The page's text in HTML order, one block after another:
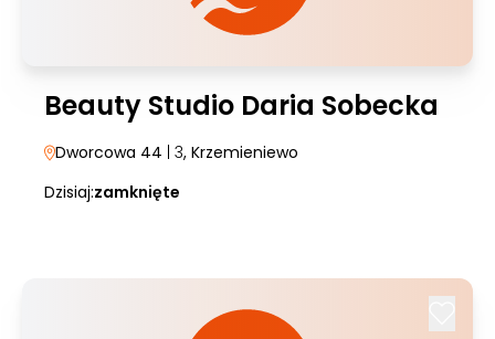
Beauty Studio Daria Sobecka
Dworcowa 44 | 3, Krzemieniewo
Dzisiaj:zamknięte